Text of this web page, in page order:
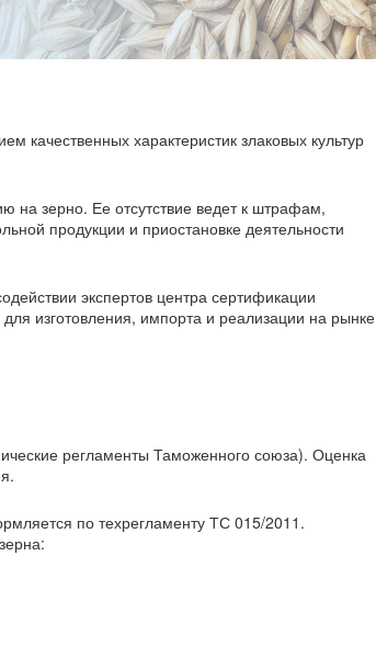
качественных характеристик злаковых культур
на зерно. Ее отсутствие ведет к штрафам,
продукции и приостановке деятельности
экспертов центра сертификации
изготовления, импорта и реализации на рынке
регламенты Таможенного союза). Оценка
по техрегламенту ТС 015/2011.